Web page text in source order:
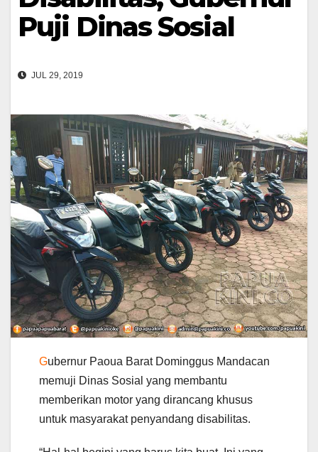
Puji Dinas Sosial
JUL 29, 2019
Gubernur Paoua Barat Dominggus Mandacan
memuji Dinas Sosial yang membantu
memberikan motor yang dirancang khusus
untuk masyarakat penyandang disabilitas.